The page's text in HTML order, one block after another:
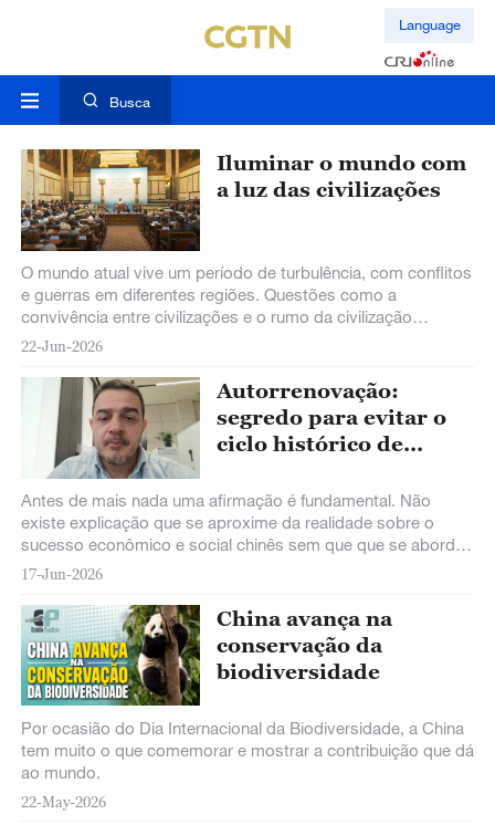
Language
Busca
Iluminar o mundo com
a luz das civilizações
O mundo atual vive um período de turbulência, com conflitos
e guerras em diferentes regiões. Questões como a
convivência entre civilizações e o rumo da civilização
humana tornaram-se mais urgentes do que nunca.
22-Jun-2026
Autorrenovação:
segredo para evitar o
ciclo histórico de
Antes de mais nada uma afirmação é fundamental. Não
existe explicação que se aproxime da realidade sobre o
sucesso econômico e social chinês sem que que se aborde
o papel do Partido Comunista da
17-Jun-2026
China avança na
conservação da
biodiversidade
Por ocasião do Dia Internacional da Biodiversidade, a China
tem muito o que comemorar e mostrar a contribuição que dá
ao mundo.
22-May-2026